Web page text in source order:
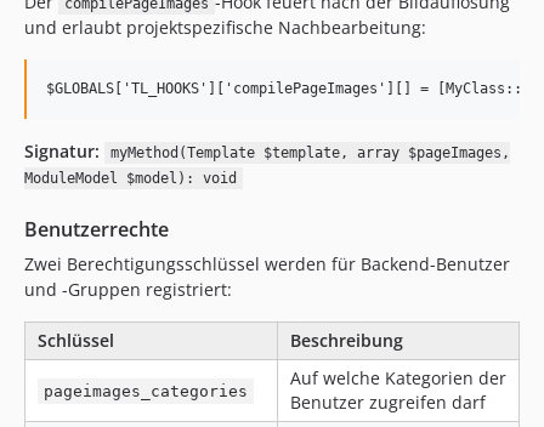
compilePageImages
und erlaubt projektspezifische Nachbearbeitung:
Signatur:
myMethod(Template $template, array $pageImages,
ModuleModel $model): void
Benutzerrechte
Zwei Berechtigungsschlüssel werden für Backend-Benutzer
und -Gruppen registriert:
Schlüssel Beschreibung
pageimages_categories
Auf welche Kategorien der
Benutzer zugreifen darf